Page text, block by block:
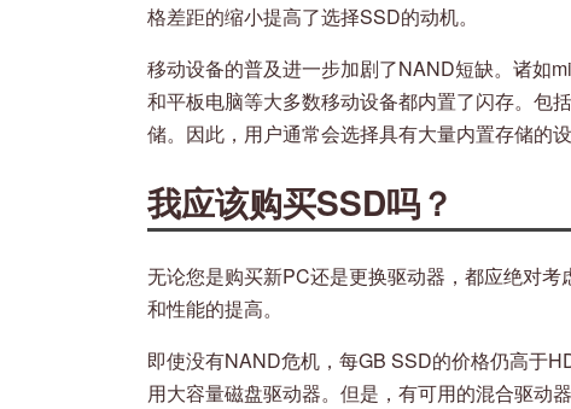
格差距的缩小提高了选择SSD的动机。
移动设备的普及进一步加剧了NAND​​短缺。诸如
和平板电脑等大多数移动设备都内置了闪存。包
储。因此，用户通常会选择具有大量内置存储的
我应该购买SSD吗？
无论您是购买新PC还是更换驱动器，都应绝对
和性能的提高。
即使没有NAND危机，每GB SSD的价格仍高于
用大容量磁盘驱动器。但是，有可用的混合驱动